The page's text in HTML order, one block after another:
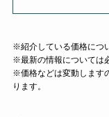
※紹介している価格につ
※最新の情報については
※価格などは変動します
ります。